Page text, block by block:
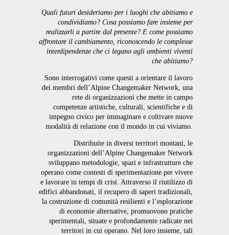
Quali futuri desideriamo per i luoghi che abitiamo e
condividiamo? Cosa possiamo fare insieme per
realizzarli a partire dal presente? E come possiamo
affrontare il cambiamento, riconoscendo le complesse
interdipendenze che ci legano agli ambienti viventi
che abitiamo?
Sono interrogativi come questi a orientare il lavoro
dei membri dell’Alpine Changemaker Network, una
rete di organizzazioni che mette in campo
competenze artistiche, culturali, scientifiche e di
impegno civico per immaginare e coltivare nuove
modalità di relazione con il mondo in cui viviamo.
Distribuite in diversi territori montani, le
organizzazioni dell’Alpine Changemaker Network
sviluppano metodologie, spazi e infrastrutture che
operano come contesti di sperimentazione per vivere
e lavorare in tempi di crisi. Attraverso il riutilizzo di
edifici abbandonati, il recupero di saperi tradizionali,
la costruzione di comunità resilienti e l’esplorazione
di economie alternative, promuovono pratiche
sperimentali, situate e profondamente radicate nei
territori in cui operano. Nel loro insieme, tali